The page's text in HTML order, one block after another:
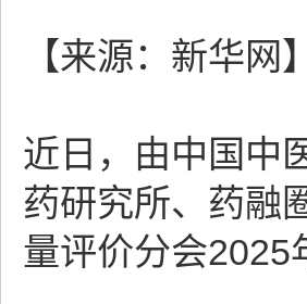
【来源：新华网】
近日，由中国中
药研究所、药融
量评价分会2025